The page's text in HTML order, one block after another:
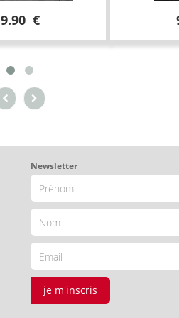
9.90 €
Newsletter
je m'inscris